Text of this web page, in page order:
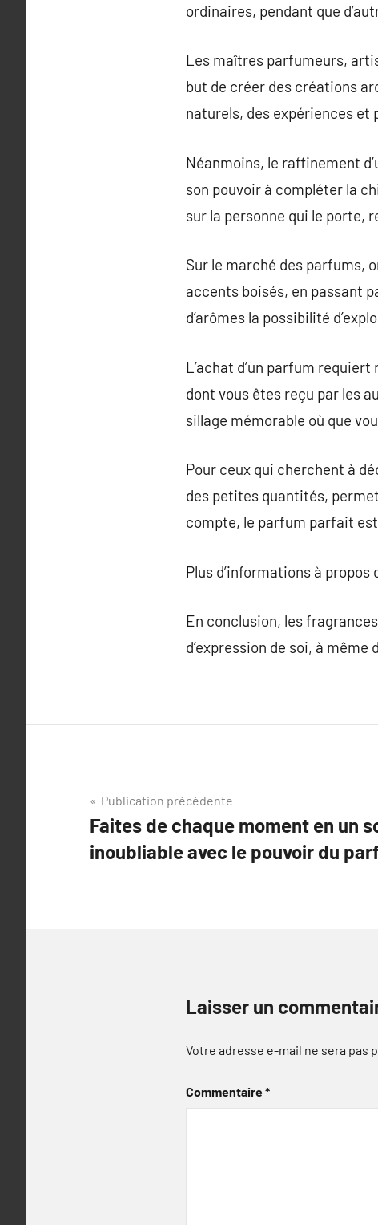
ordinaires, pendant que
Les maîtres parfumeurs,
but de créer des créations
naturels, des expériences et
Néanmoins, le raffinement
son pouvoir à compléter la
sur la personne qui le porte,
Sur le marché des parfums,
accents boisés, en passant
d’arômes la possibilité
L’achat d’un parfum
dont vous êtes reçu par les
sillage mémorable où que
Pour ceux qui cherchent à
des petites quantités,
compte, le parfum parfait
Plus d’informations à propos
En conclusion, les
d’expression de soi, à
Navigation
de
l’article
Publication précédente
Faites de chaque moment en un
inoubliable avec le pouvoir du
Laisser un
Votre adresse e-mail ne sera pas
Commentaire*